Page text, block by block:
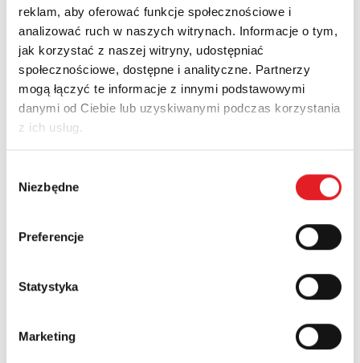
reklam, aby oferować funkcje społecznościowe i
analizować ruch w naszych witrynach. Informacje o tym,
jak korzystać z naszej witryny, udostępniać
społecznościowe, dostępne i analityczne. Partnerzy
mogą łączyć te informacje z innymi podstawowymi
danymi od Ciebie lub uzyskiwanymi podczas korzystania
z ich usług.
zgody
Niezbędne
Preferencje
Statystyka
Marketing
Zapytaj o szczegóły oferty
Imię i nazwisko: *
Nazwa firmy: